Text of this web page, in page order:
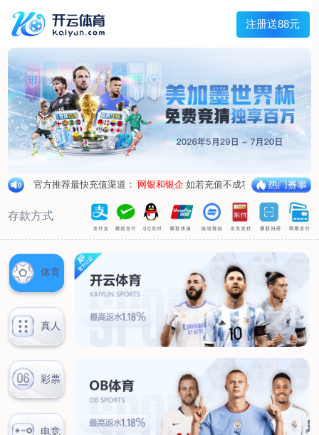
Menu
网站首页
关于我们
产品中心
荣誉资质
厂区设备
人才招聘
新闻中心
销售网点